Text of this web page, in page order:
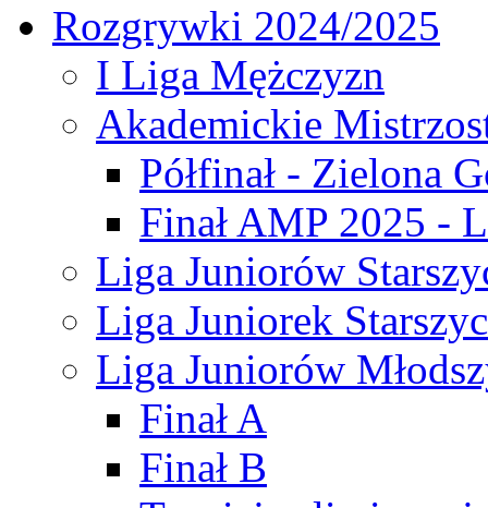
Rozgrywki 2024/2025
I Liga Mężczyzn
Akademickie
Półfinał - Zielona
Finał AMP 2025 -
Liga Juniorów
Liga Juniorek
Liga Juniorów
Finał A
Finał B